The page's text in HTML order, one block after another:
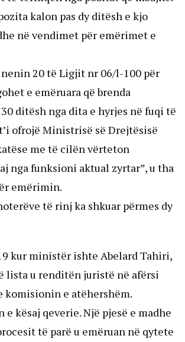
kalon pas dy ditësh e kjo
në vendimet për emërimet e
20 të Ligjit nr 06/l-100 për
e emëruara që brenda
ditësh nga dita e hyrjes në fuqi të
ofrojë Ministrisë së Drejtësisë
me të cilën vërteton
nga funksioni aktual zyrtar”, u tha
emërimin.
të rinj ka shkuar përmes dy
kur ministër ishte Abelard Tahiri,
lista u renditën juristë në afërsi
komisionin e atëhershëm.
kësaj qeverie. Një pjesë e madhe
të parë u emëruan në qytete